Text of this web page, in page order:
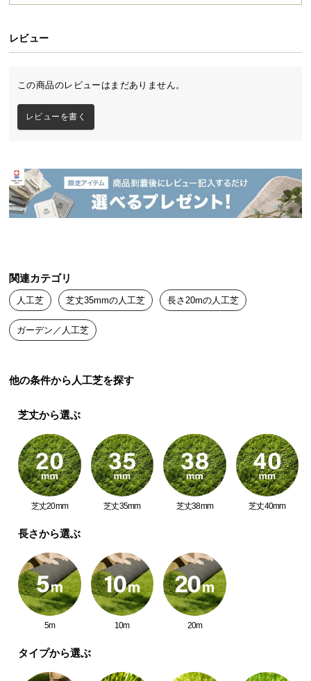
に
て
大
品
の
配
送
て
型
の
送
つ
い
て
小
商
品
の
配
送
い
レビュー
この商品のレビューはまだありません。
レビューを書く
関連カテゴリ
人工芝 芝丈35mmの人工芝 長さ20mの人工芝
ガーデン／人工芝
他の条件から人工芝を探す
芝丈から選ぶ
芝丈20mm 芝丈35mm 芝丈38mm 芝丈40mm
長さから選ぶ
5m 10m 20m
タイプから選ぶ